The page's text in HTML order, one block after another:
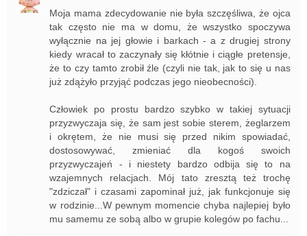
Moja mama zdecydowanie nie była szczęśliwa, że ojca
tak często nie ma w domu, że wszystko spoczywa
wyłącznie na jej głowie i barkach - a z drugiej strony
kiedy wracał to zaczynały się kłótnie i ciągłe pretensje,
że to czy tamto zrobił źle (czyli nie tak, jak to się u nas
już zdążyło przyjąć podczas jego nieobecności).
Człowiek po prostu bardzo szybko w takiej sytuacji
przyzwyczaja się, że sam jest sobie sterem, żeglarzem
i okrętem, że nie musi się przed nikim spowiadać,
dostosowywać, zmieniać dla kogoś swoich
przyzwyczajeń - i niestety bardzo odbija się to na
wzajemnych relacjach. Mój tato zresztą też trochę
"zdziczał" i czasami zapominał już, jak funkcjonuje się
w rodzinie...W pewnym momencie chyba najlepiej było
mu samemu ze sobą albo w grupie kolegów po fachu...